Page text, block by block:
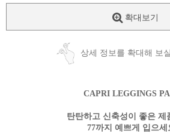
확대보기
상세 정보를 확대해 보
CAPRI LEGGINGS
탄탄하고 신축성이 좋은 제
77까지 예쁘게 입으세